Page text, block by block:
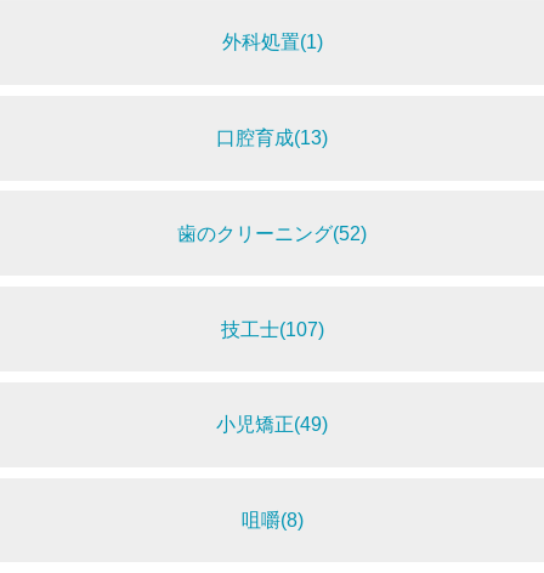
外科処置(1)
口腔育成(13)
歯のクリーニング(52)
技工士(107)
小児矯正(49)
咀嚼(8)